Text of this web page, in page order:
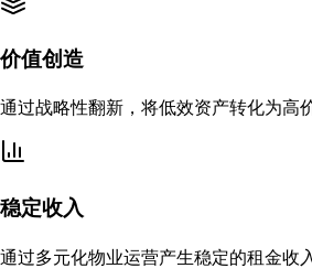
价值创造
通过战略性翻新，将低效资产转化为高
稳定收入
通过多元化物业运营产生稳定的租金收入